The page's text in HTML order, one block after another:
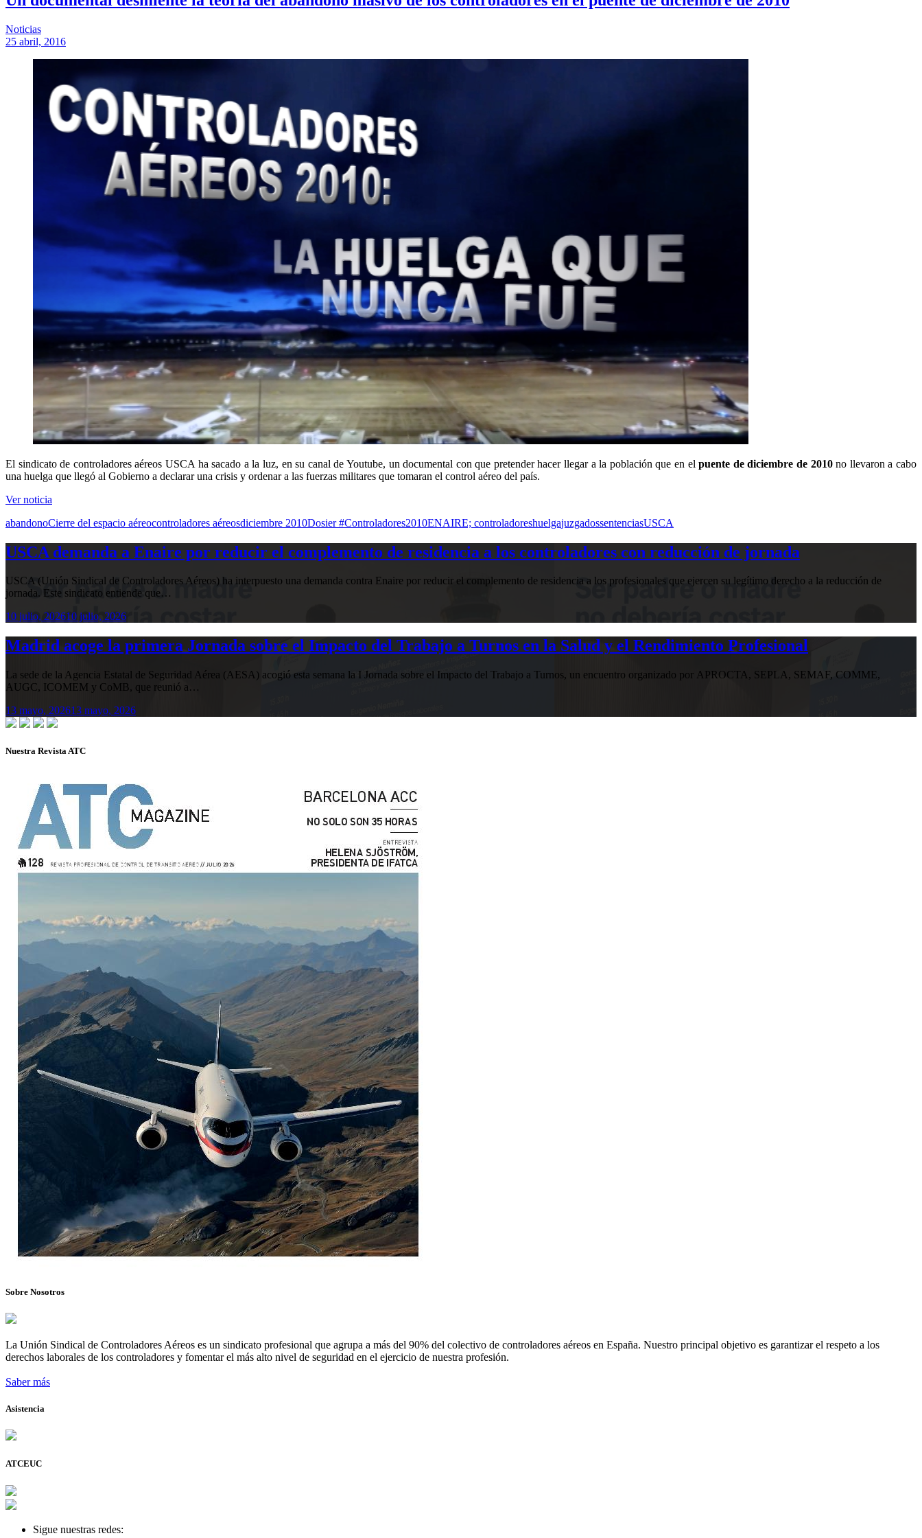
Noticias
25 abril, 2016
El sindicato de controladores aéreos USCA ha sacado a la luz, en su canal de Youtube, un documental con que pretender hacer llegar a la población que en elpuente de diciembre de 2010no llevaron a cabo
una huelga que llegó al Gobierno a declarar una crisis y ordenar a las fuerzas militares que tomaran el control aéreo del país.
Ver noticia
abandonoCierre del espacio aéreocontroladores aéreosdiciembre 2010Dosier #Controladores2010ENAIRE; controladoreshuelgajuzgadossentenciasUSCA
USCA demanda a Enaire por reducir el complemento de residencia a los controladores con reducción de jornada
USCA (Unión Sindical de Controladores Aéreos) ha interpuesto una demanda contra Enaire por reducir el complemento de residencia a los profesionales que ejercen su legítimo derecho a la reducción de
jornada. Este sindicato entiende que…
10 julio, 202610 julio, 2026
Madrid acoge la primera Jornada sobre el Impacto del Trabajo a Turnos en la Salud y el Rendimiento Profesional
La sede de la Agencia Estatal de Seguridad Aérea (AESA) acogió esta semana la I Jornada sobre el Impacto del Trabajo a Turnos, un encuentro organizado por APROCTA, SEPLA, SEMAF, COMME,
AUGC, ICOMEM y CoMB, que reunió a…
13 mayo, 202613 mayo, 2026
Nuestra Revista ATC
Sobre Nosotros
La Unión Sindical de Controladores Aéreos es un sindicato profesional que agrupa a más del 90% del colectivo de controladores aéreos en España. Nuestro principal objetivo es garantizar el respeto a los
derechos laborales de los controladores y fomentar el más alto nivel de seguridad en el ejercicio de nuestra profesión.
Saber más
Asistencia
ATCEUC
Sigue nuestras redes: